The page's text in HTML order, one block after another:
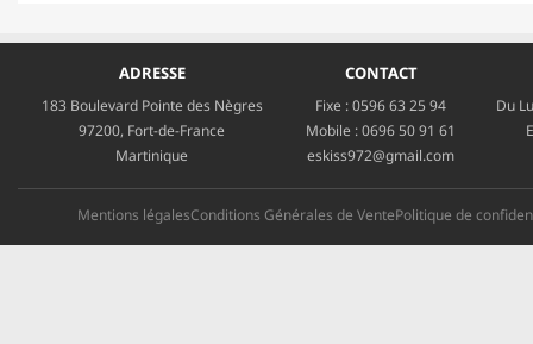
ADRESSE
183 Boulevard Pointe des Nègres
97200, Fort-de-France
Martinique
CONTACT
Fixe :0596 63 25 94
Mobile :0696 50 91 61
eskiss972@gmail.com
Du
Mentions légalesConditions Générales de VentePolitique de